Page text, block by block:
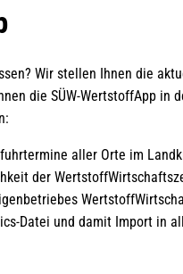
Wir stellen Ihnen die
die SÜW-WertstoffApp in
aller Orte im
der
Datei und damit Import in